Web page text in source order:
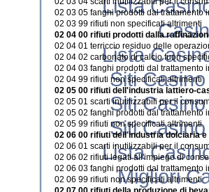
02 03 05 fanghi prodotti dal trattamento
02 03 99 rifiuti non specificati altrimenti
02 04 00 rifiuti prodotti dalla
02 04 01 terriccio residuo delle
02 04 02 carbonato di calcio fuori
02 04 03 fanghi prodotti dal trattamento
02 04 99 rifiuti non specificati altrimenti
02 05 00 rifiuti dell'industria lattiero-
02 05 01 scarti inutilizzabili per il
02 05 02 fanghi prodotti dal trattamento
02 05 99 rifiuti non specificati altrimenti
02 06 00 rifiuti dell'industria dolciaria
02 06 01 scarti inutilizzabili per il
02 06 02 rifiuti legati all'impiego di
02 06 03 fanghi prodotti dal trattamento
02 06 99 rifiuti non specificati altrimenti
Lista
Lista
Siti
Siti
Siti
Lista
Migliori